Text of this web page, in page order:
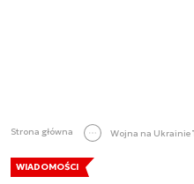
Strona główna Wojna na Ukrainie
WIADOMOŚCI